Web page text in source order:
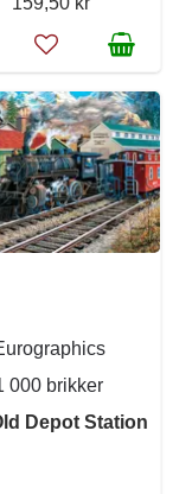
000 brikker
Depot Station